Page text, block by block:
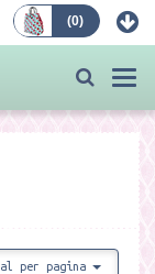
(0)
per pagina